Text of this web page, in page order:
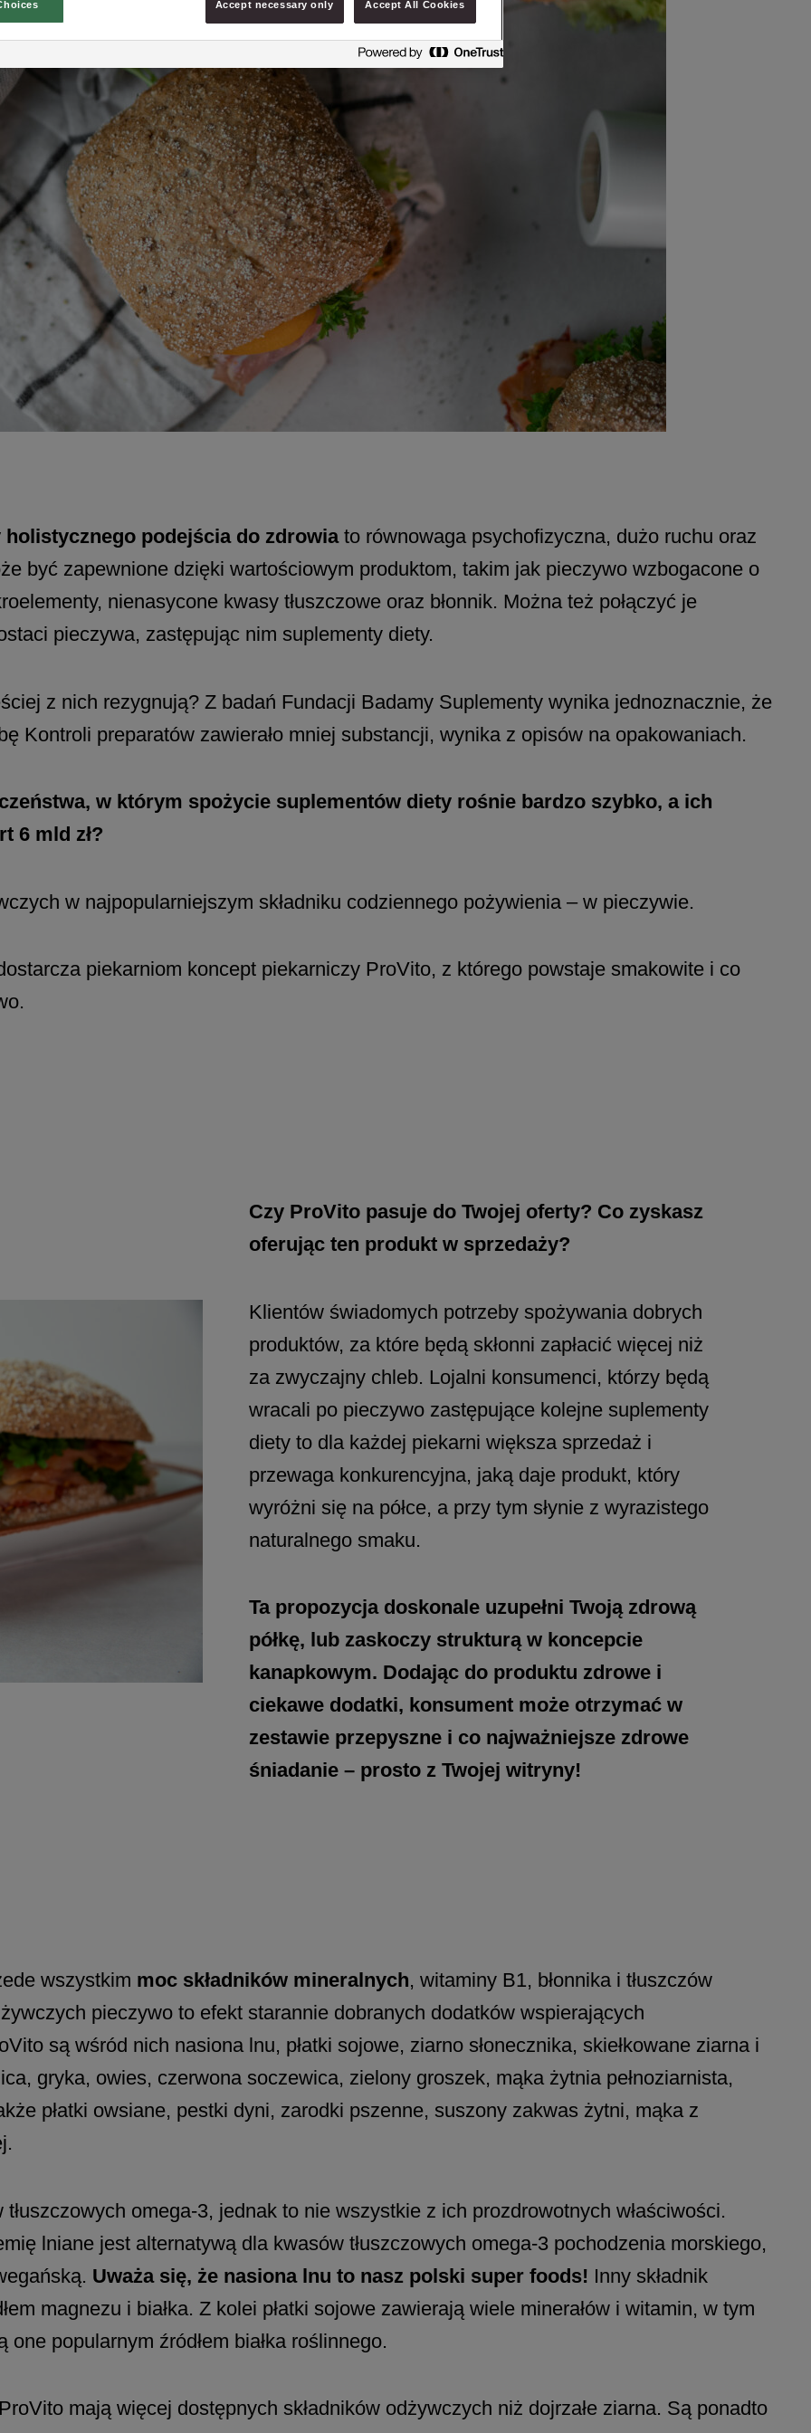
holistycznego podejścia do zdrowiato równowaga psychofizyczna, dużo ruchu oraz
być zapewnione dzięki wartościowym produktom, takim jak pieczywo wzbogacone o
nienasycone kwasy tłuszczowe oraz błonnik. Można też połączyć je
pieczywa, zastępując nim suplementy diety.
z nich rezygnują? Z badań Fundacji Badamy Suplementy wynika jednoznacznie, że
Kontroli preparatów zawierało mniej substancji, wynika z opisów na opakowaniach.
w którym spożycie suplementów diety rośnie bardzo szybko, a ich
6 mld zł?
w najpopularniejszym składniku codziennego pożywienia – w pieczywie.
piekarniom koncept piekarniczy ProVito, z którego powstaje smakowite i co
Czy ProVito pasuje do Twojej oferty? Co zyskasz
oferując ten produkt w sprzedaży?
Klientów świadomych potrzeby spożywania dobrych
produktów, za które będą skłonni zapłacić więcej niż
za zwyczajny chleb. Lojalni konsumenci, którzy będą
wracali po pieczywo zastępujące kolejne suplementy
diety to dla każdej piekarni większa sprzedaż i
przewaga konkurencyjna, jaką daje produkt, który
wyróżni się na półce, a przy tym słynie z wyrazistego
naturalnego smaku.
Ta propozycja doskonale uzupełni Twoją zdrową
półkę, lub zaskoczy strukturą w koncepcie
kanapkowym. Dodając do produktu zdrowe i
ciekawe dodatki, konsument może otrzymać w
zestawie przepyszne i co najważniejsze zdrowe
śniadanie – prosto z Twojej witryny!
wszystkim moc składników mineralnych, witaminy B1, błonnika i tłuszczów
pieczywo to efekt starannie dobranych dodatków wspierających
są wśród nich nasiona lnu, płatki sojowe, ziarno słonecznika, skiełkowane ziarna i
gryka, owies, czerwona soczewica, zielony groszek, mąka żytnia pełnoziarnista,
płatki owsiane, pestki dyni, zarodki pszenne, suszony zakwas żytni, mąka z
omega-3, jednak to nie wszystkie z ich prozdrowotnych właściwości.
lniane jest alternatywą dla kwasów tłuszczowych omega-3 pochodzenia morskiego,
Uważa się, że nasiona lnu to nasz polski super foods! Inny składnik
magnezu i białka. Z kolei płatki sojowe zawierają wiele minerałów i witamin, w tym
popularnym źródłem białka roślinnego.
mają więcej dostępnych składników odżywczych niż dojrzałe ziarna. Są ponadto
Accept necessary only Accept All Cookies